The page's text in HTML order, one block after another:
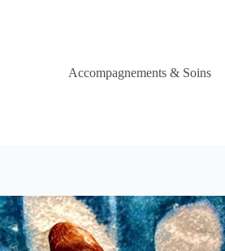
Accompagnements & Soins